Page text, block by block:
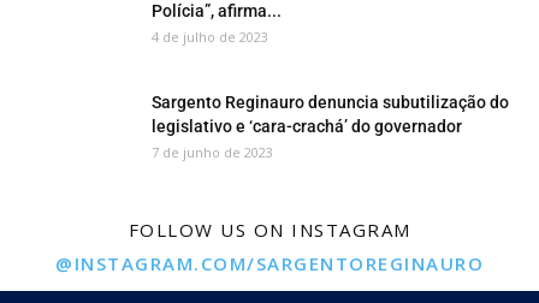
Polícia”, afirma...
4 de julho de 2023
Sargento Reginauro denuncia subutilização do
legislativo e ‘cara-crachá’ do governador
7 de junho de 2023
FOLLOW US ON INSTAGRAM
@INSTAGRAM.COM/SARGENTOREGINAURO